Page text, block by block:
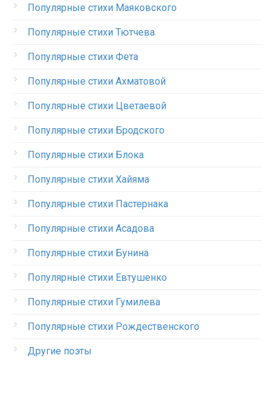
Популярные стихи Маяковского
Популярные стихи Тютчева
Популярные стихи Фета
Популярные стихи Ахматовой
Популярные стихи Цветаевой
Популярные стихи Бродского
Популярные стихи Блока
Популярные стихи Хайяма
Популярные стихи Пастернака
Популярные стихи Асадова
Популярные стихи Бунина
Популярные стихи Евтушенко
Популярные стихи Гумилева
Популярные стихи Рождественского
Другие поэты